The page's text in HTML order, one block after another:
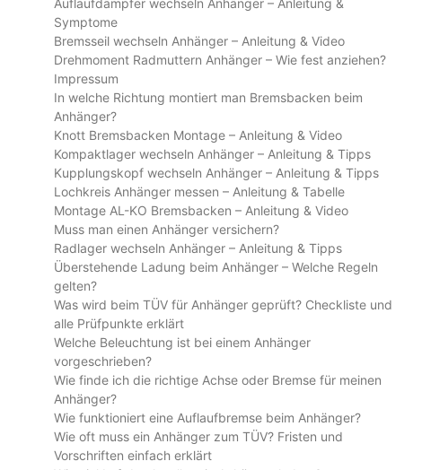
Symptome
Bremsseil wechseln Anhänger – Anleitung & Video
Drehmoment Radmuttern Anhänger – Wie fest anziehen?
Impressum
In welche Richtung montiert man Bremsbacken beim
Anhänger?
Knott Bremsbacken Montage – Anleitung & Video
Kompaktlager wechseln Anhänger – Anleitung & Tipps
Kupplungskopf wechseln Anhänger – Anleitung & Tipps
Lochkreis Anhänger messen – Anleitung & Tabelle
Montage AL-KO Bremsbacken – Anleitung & Video
Muss man einen Anhänger versichern?
Radlager wechseln Anhänger – Anleitung & Tipps
Überstehende Ladung beim Anhänger – Welche Regeln
gelten?
Was wird beim TÜV für Anhänger geprüft? Checkliste und
alle Prüfpunkte erklärt
Welche Beleuchtung ist bei einem Anhänger
vorgeschrieben?
Wie finde ich die richtige Achse oder Bremse für meinen
Anhänger?
Wie funktioniert eine Auflaufbremse beim Anhänger?
Wie oft muss ein Anhänger zum TÜV? Fristen und
Vorschriften einfach erklärt